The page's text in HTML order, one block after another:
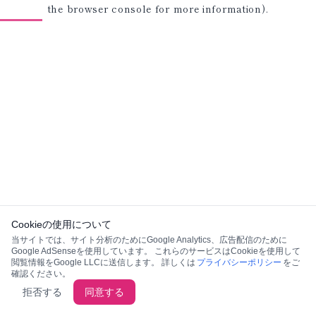
the browser console for more information).
Cookieの使用について
当サイトでは、サイト分析のためにGoogle Analytics、広告配信のために
Google AdSenseを使用しています。 これらのサービスはCookieを使用して
閲覧情報をGoogle LLCに送信します。 詳しくは プライバシーポリシー をご
確認ください。
拒否する 同意する